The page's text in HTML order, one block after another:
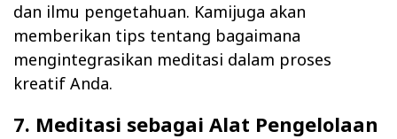
dan ilmu pengetahuan. Kamijuga akan
memberikan tips tentang bagaimana
mengintegrasikan meditasi dalam proses
kreatif Anda.
7. Meditasi sebagai Alat Pengelolaan